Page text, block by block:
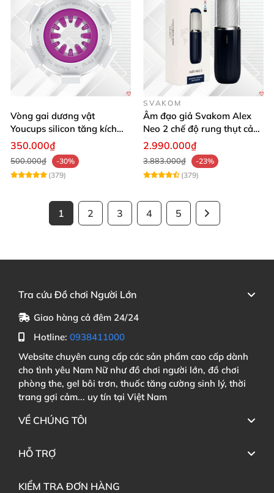
Vòng gai dương vật
Youcups silicon tăng kích
thước cực mạnh
350.000₫
500.000₫
-30%
(379)
SVAKOM
Âm đạo giả Svakom Alex
Neo 2 chế độ rung thụt cảm
giác thật
2.990.000₫
3.883.000₫
-23%
(379)
1 2 3 4 5
Tra cứu Đồ chơi Người Lớn
Giao hàng cả đêm 24/24
Hotline: 0938411000
Website chuyên cung cấp các sản phẩm cao cấp dành
cho tình yêu Nam Nữ như đồ chơi người lớn, đồ chơi
phòng the, gel bôi trơn, thuốc tăng cường sinh lý, thời
trang gợi cảm... uy tín tại Việt Nam
VỀ CHÚNG TÔI
HỖ TRỢ
KIỂM TRA ĐƠN HÀNG